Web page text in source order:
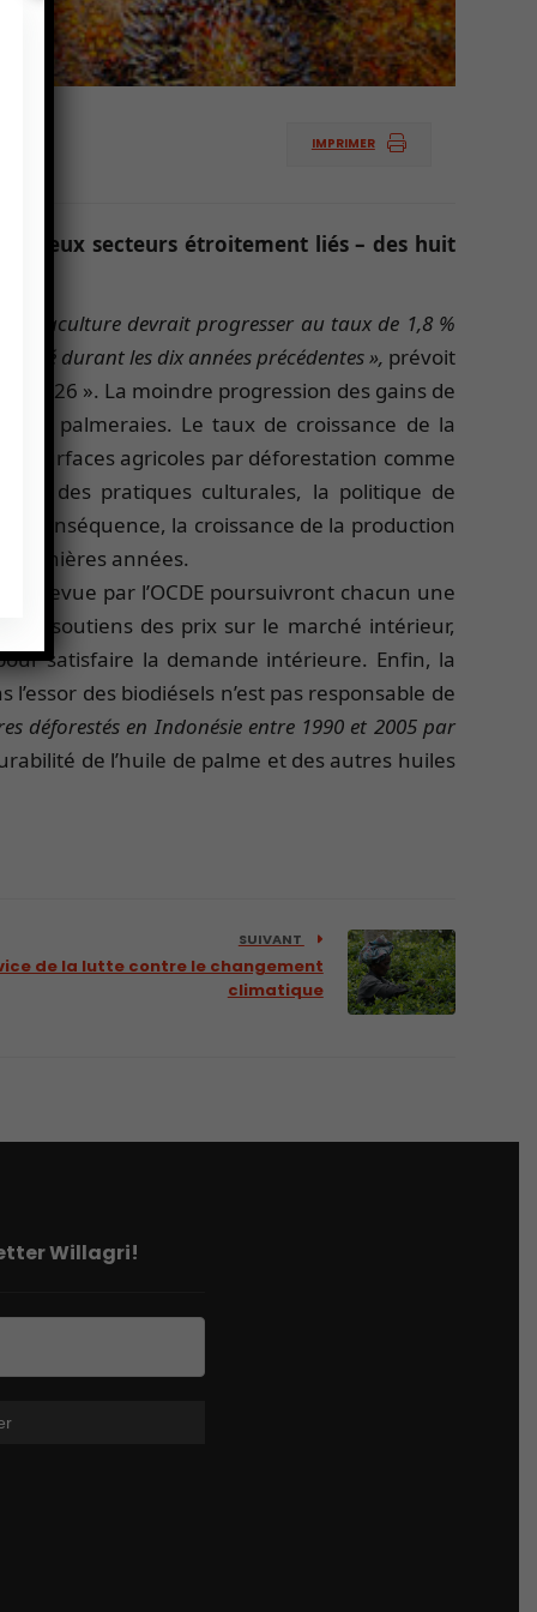
IMPRIMER
– deux secteurs étroitement liés – des huit
devrait progresser au taux de 1,8 %
durant les dix années précédentes», prévoit
2026 ». La moindre progression des gains de
les palmeraies. Le taux de croissance de la
surfaces agricoles par déforestation comme
des pratiques culturales, la politique de
conséquence, la croissance de la production
dernières années.
revue par l’OCDE poursuivront chacun une
soutiens des prix sur le marché intérieur,
satisfaire la demande intérieure. Enfin, la
des biodiésels n’est pas responsable de
déforestés en Indonésie entre 1990 et 2005 par
de l’huile de palme et des autres huiles
SUIVANT
de la lutte contre le changement
climatique
Willagri!